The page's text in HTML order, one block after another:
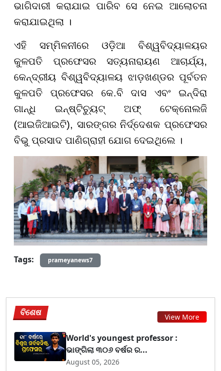
ଭାଗିଦାରୀ କରାଯାଇ ପାରିବ ସେ ନେଇ ଆଲୋଚନା
କରାଯାଇଥିଲା ।
ଏହି ସମ୍ମିଳନୀରେ ଓଡ଼ିଆ ବିଶ୍ୱବିଦ୍ୟାଳୟର
କୁଳପତି ପ୍ରଫେସର ସତ୍ୟନାରାୟଣ ଆଚାର୍ଯ୍ୟ,
କେନ୍ଦ୍ରୀୟ ବିଶ୍ୱବିଦ୍ୟାଳୟ ଝାଡ଼ଖଣ୍ଡର ପୂର୍ବତନ
କୁଳପତି ପ୍ରଫେସର କେ.ବି ଦାସ ଏବଂ ଇନ୍ଦିରା
ଗାନ୍ଧି ଇନ୍ଷ୍ଟିଚ୍ୟୁଟ୍ ଅଫ୍ ଟେକ୍ନୋଲଜି
(ଆଇଜିଆଇଟି), ସାରଙ୍ଗର ନିର୍ଦ୍ଦେଶକ ପ୍ରଫେସର
ବିଭୁ ପ୍ରସାଦ ପାଣିଗ୍ରାହୀ ଯୋଗ ଦେଇଥିଲେ ।
Tags: prameyanews7
ବିଶେଷ View More
World's youngest professor :
ଭାଙ୍ଗିଲା ୩୦୬ ବର୍ଷର ର...
August 05, 2026